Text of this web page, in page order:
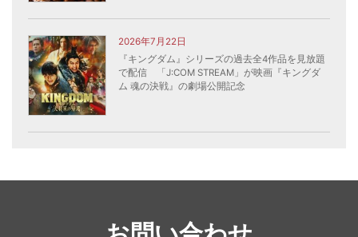
2026年7月22日
『キングダム』シリーズの過去全4作品を見放題
で配信 「J:COM STREAM」が映画『キングダ
ム 魂の決戦』の劇場公開記念